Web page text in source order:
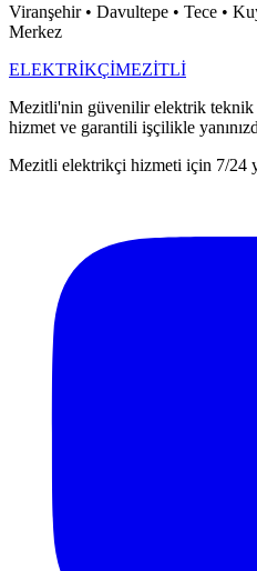
Viranşehir • Davultepe • Tece •
Merkez
ELEKTRİKÇİMEZİTLİ
Mezitli'nin güvenilir elektrik teknik
hizmet ve garantili işçilikle
Mezitli elektrikçi hizmeti için 7/24